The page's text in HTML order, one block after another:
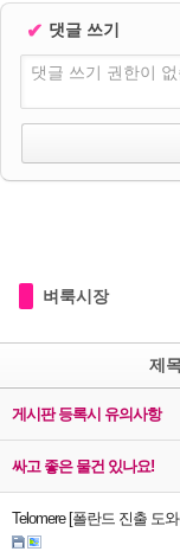
✔ 댓글 쓰기
댓글 쓰기 권한이
벼룩시장
제
게시판 등록시 유의사항
싸고 좋은 물건 있나요!
Telomere [폴란드 진출 도